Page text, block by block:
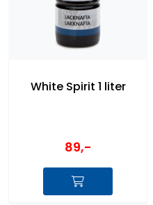
White Spirit 1 liter
89,-